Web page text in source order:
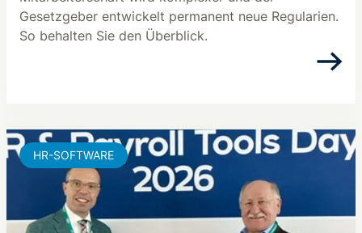
Gesetzgeber entwickelt permanent neue Regularien.
So behalten Sie den Überblick.
HR-SOFTWARE